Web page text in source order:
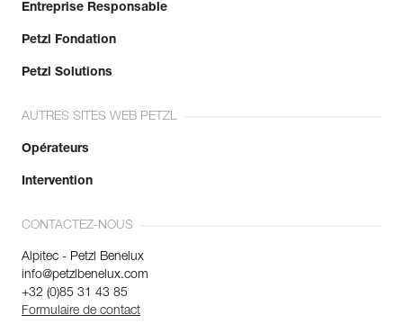
Entreprise Responsable
Petzl Fondation
Petzl Solutions
AUTRES SITES WEB PETZL
Opérateurs
Intervention
CONTACTEZ-NOUS
Alpitec - Petzl Benelux
info@petzlbenelux.com
+32 (0)85 31 43 85
Formulaire de contact